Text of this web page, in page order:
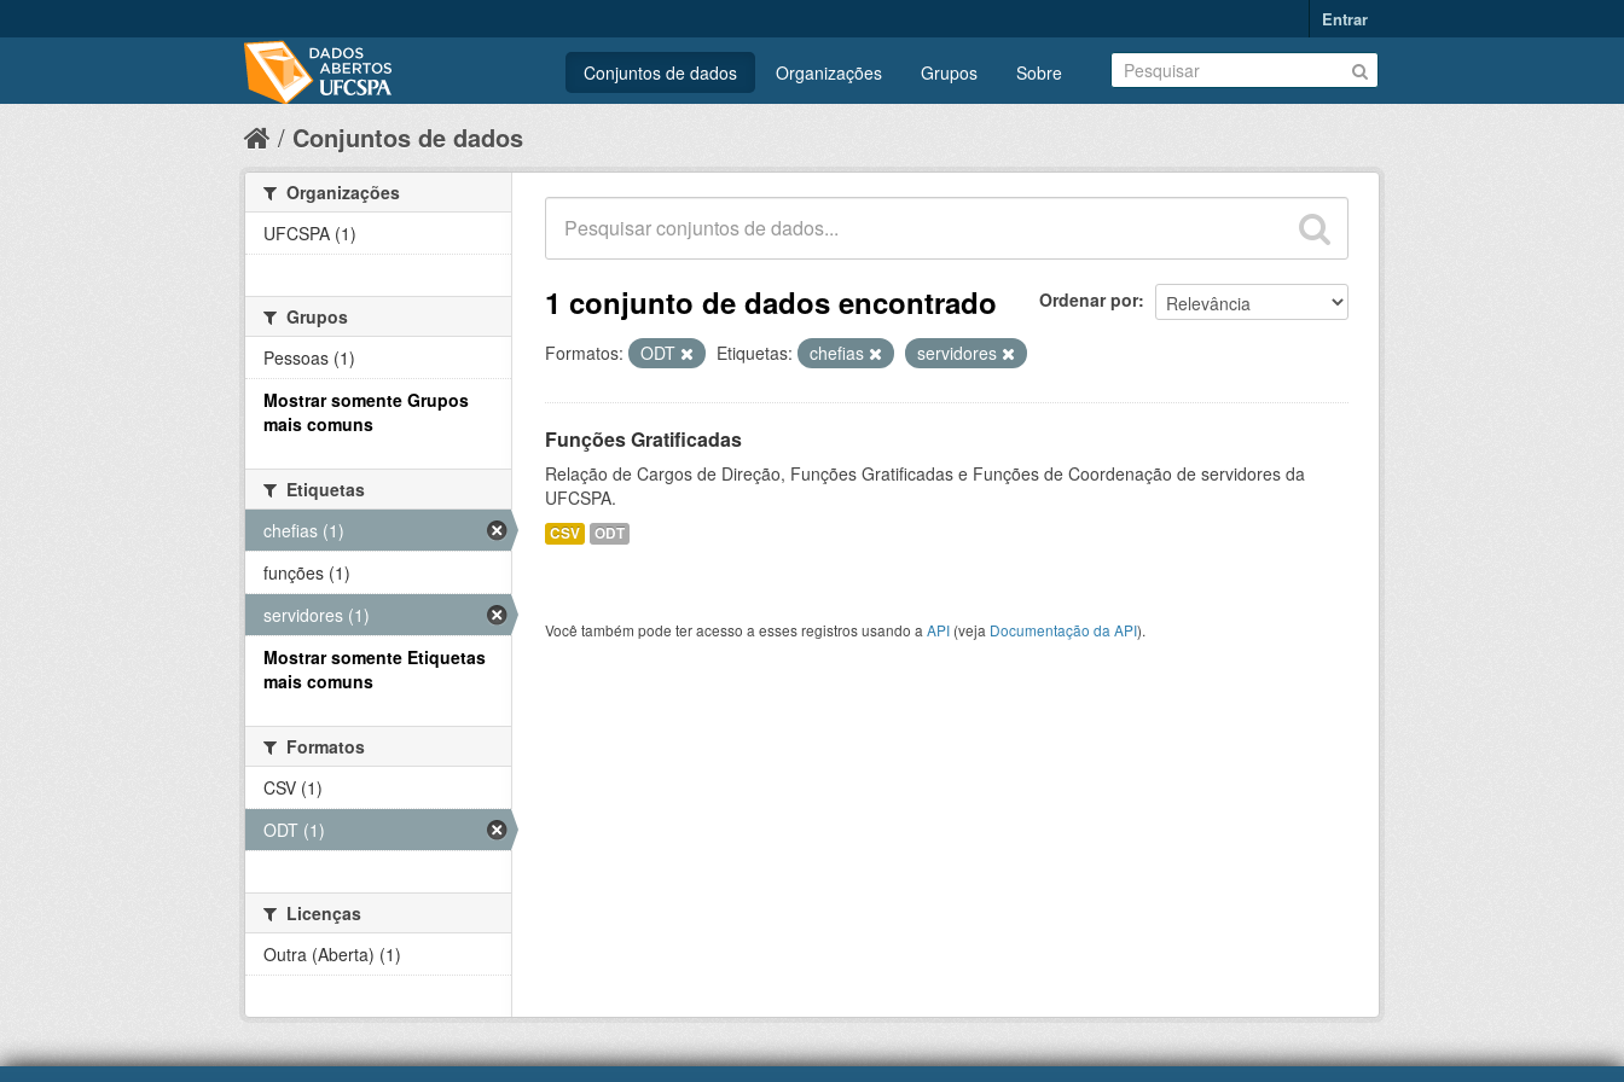
Entrar
Conjuntos de dados Organizações Grupos Sobre
Conjuntos de dados
Ordenar por
1 conjunto de dados encontrado
Formatos: ODT Etiquetas: chefias servidores
Funções Gratificadas
Relação de Cargos de Direção, Funções Gratificadas e Funções de Coordenação de servidores da
UFCSPA.
CSV ODT
Você também pode ter acesso a esses registros usando a API (veja Documentação da API).
Organizações
UFCSPA (1)
Grupos
Pessoas (1)
Mostrar somente Grupos
mais comuns
Etiquetas
chefias (1)
funções (1)
servidores (1)
Mostrar somente Etiquetas
mais comuns
Formatos
CSV (1)
ODT (1)
Licenças
Outra (Aberta) (1)